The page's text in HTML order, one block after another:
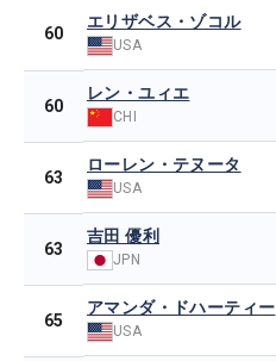
60
エリザベス・ゾコル
USA
60
レン・ユィエ
CHI
63
ローレン・テヌータ
USA
63
吉田 優利
JPN
65
アマンダ・ドハーティー
USA